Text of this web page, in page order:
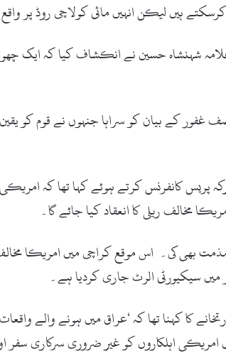
ہیں لیکن انہیں مائی کولاچی روڈ پر
شہنشاہ حسین نے انکشاف کیا کہ ایک
غفور کے بیان کو سراہا جنہوں نے قوم کو
کانفرنس کرتے ہوئے کہا تھا کہ امریکی
بھی کی۔ اس موقع کراچی میں امریکا
میں سیکیورٹی الرٹ جاری کردیا ہے۔
کا کہنا تھا کہ ‘عراق میں ہونے
اہلکاروں کو غیر ضروری سرکاری سفر